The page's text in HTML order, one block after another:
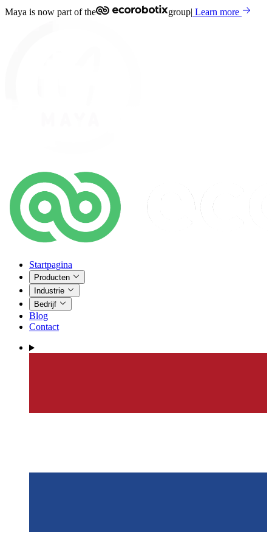
Maya is now part of the group| Learn more
Startpagina
Producten
Industrie
Bedrijf
Blog
Contact